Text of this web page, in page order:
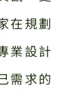
在規劃
業設計
需求的